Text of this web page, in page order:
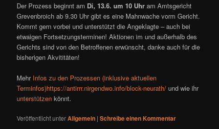
Der Prozess beginnt am Di, 13.6. um 10 Uhram Amtsgericht
Grevenbroich ab 9.30 Uhr gibt es eine Mahnwache vorm Gericht.
Kommt gern vorbei und unterstützt die Angeklagte – auch bei
etwaigen Fortsetzungsterminen! Aktionen im und außerhalb des
Gerichts sind von den Betroffenen erwünscht, danke auch für die
bisherigen Akvititäten!
Mehr Infos zu den Prozessen (inklusive aktuellen
Terminfos)https://antirrr.nirgendwo.info/block-neurath/ und wie ihr
unterstützen könnt.
Veröffentlicht unterAllgemein |Schreibe einen Kommentar